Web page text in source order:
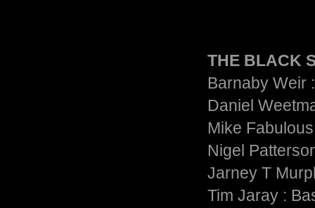
THE BLACK
Barnaby Weir
Daniel
Mike
Nigel
Jarney T
Tim Jaray :